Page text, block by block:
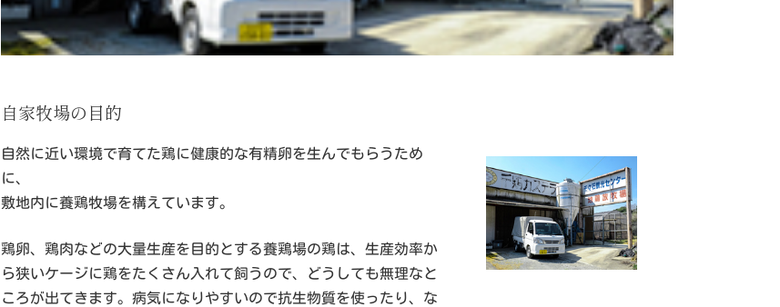
自家牧場の目的
自然に近い環境で育てた鶏に健康的な有精卵を生んでもらうため
に、
敷地内に養鶏牧場を構えています。
鶏卵、鶏肉などの大量生産を目的とする養鶏場の鶏は、生産効率か
ら狭いケージに鶏をたくさん入れて飼うので、どうしても無理なと
ころが出てきます。病気になりやすいので抗生物質を使ったり、な